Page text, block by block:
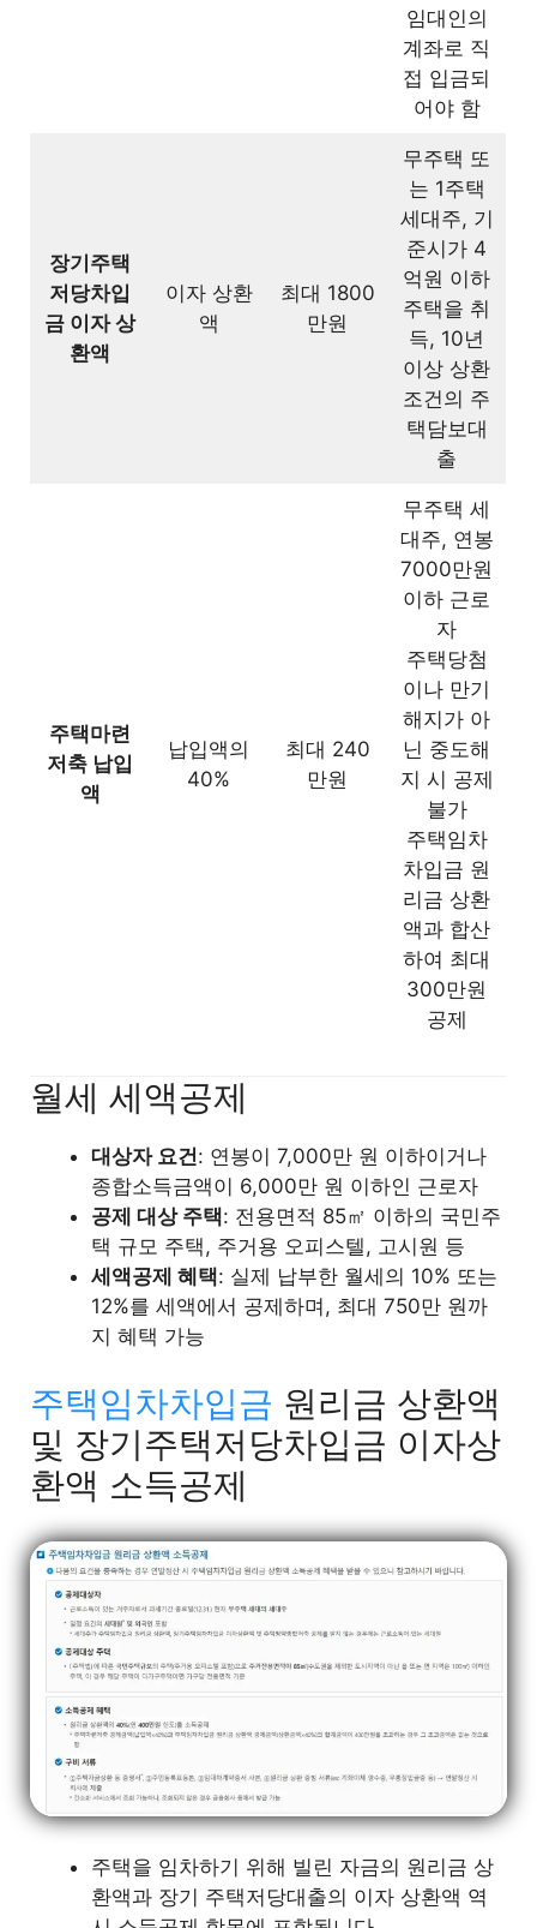
계약서는 부모님 명의인데, 내가 월
월세를 입력했는데 공제가 적용되지
5.13
중개보수 영수증을 받지 못했는데,
나중에 받을 수 있나요?
청약저축을 중도 해지했는데, 이미
공제를 받은 경우 어떻게 되나요?
장기주택저당차입금 이자공제가 줄
홈택스에서 자료 제출이 안 되거나
오류가 뜨는 경우 어떻게 하나요?
세무 대행이 부담돼요. 혼자 할 수 있
임대인의
계좌로 직
접 입금되
어야 함
장기주택
저당차입
금 이자 상
환액
이자 상환
액
최대 1800
만원
무주택 또
는 1주택
세대주, 기
준시가 4
억원 이하
주택을 취
득, 10년
이상 상환
조건의 주
택담보대
출
주택마련
저축 납입
액
납입액의
40%
최대 240
만원
무주택 세
대주, 연봉
7000만원
이하 근로
자
주택당첨
이나 만기
해지가 아
닌 중도해
지 시 공제
불가
주택임차
차입금 원
리금 상환
액과 합산
하여 최대
300만원
공제
월세 세액공제
대상자 요건: 연봉이 7,000만 원 이하이거나
종합소득금액이 6,000만 원 이하인 근로자
공제 대상 주택: 전용면적 85㎡ 이하의 국민주
택 규모 주택, 주거용 오피스텔, 고시원 등
세액공제 혜택: 실제 납부한 월세의 10% 또는
12%를 세액에서 공제하며, 최대 750만 원까
지 혜택 가능
주택임차차입금 원리금 상환액
및 장기주택저당차입금 이자상
환액 소득공제
주택을 임차하기 위해 빌린 자금의 원리금 상
환액과 장기 주택저당대출의 이자 상환액 역